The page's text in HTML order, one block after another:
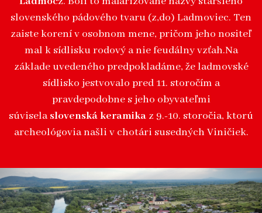
slovenského pádového tvaru (z,do) Ladmoviec. Ten
zaiste korení v osobnom mene, pričom jeho nositeľ
mal k sídlisku rodový a nie feudálny vzťah.Na
základe uvedeného predpokladáme, že ladmovské
sídlisko jestvovalo pred 11. storočím a
pravdepodobne s jeho obyvateľmi
súviselaslovenská keramika z 9.-10. storočia, ktorú
archeológovia našli v chotári susedných Viničiek.